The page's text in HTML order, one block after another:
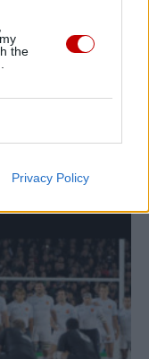
the
Privacy Policy